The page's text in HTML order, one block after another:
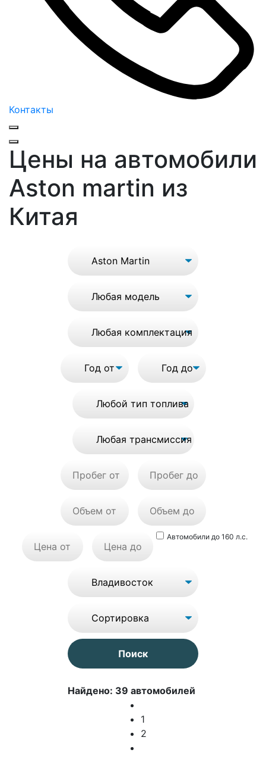
Контакты
Цены на автомобили
Aston martin из
Китая
Автомобили до 160 л.с.
Найдено: 39 автомобилей
1
2